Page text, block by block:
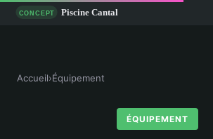
Accueil›Équipement
ÉQUIPEMENT